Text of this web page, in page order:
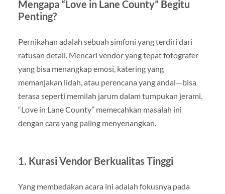
Mengapa “Love in Lane County” Begitu
Penting?
Pernikahan adalah sebuah simfoni yang terdiri dari
ratusan detail. Mencari vendor yang tepat fotografer
yang bisa menangkap emosi, katering yang
memanjakan lidah, atau perencana yang andal—bisa
terasa seperti memilah jarum dalam tumpukan jerami.
“Love in Lane County” memecahkan masalah ini
dengan cara yang paling menyenangkan.
1. Kurasi Vendor Berkualitas Tinggi
Yang membedakan acara ini adalah fokusnya pada